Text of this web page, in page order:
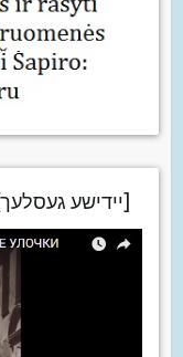
Eilėraštis «Žydiškos gatvelės» [יידישע געסלעך]